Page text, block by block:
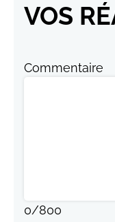
VOS
Commentaire
0/800